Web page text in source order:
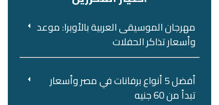
مهرجان الموسيقى العربية بالأوبرا: موعد
وأسعار تذاكر الحفلات
أفضل 5 أنواع برفانات في مصر وأسعار
تبدأ من 60 جنيه